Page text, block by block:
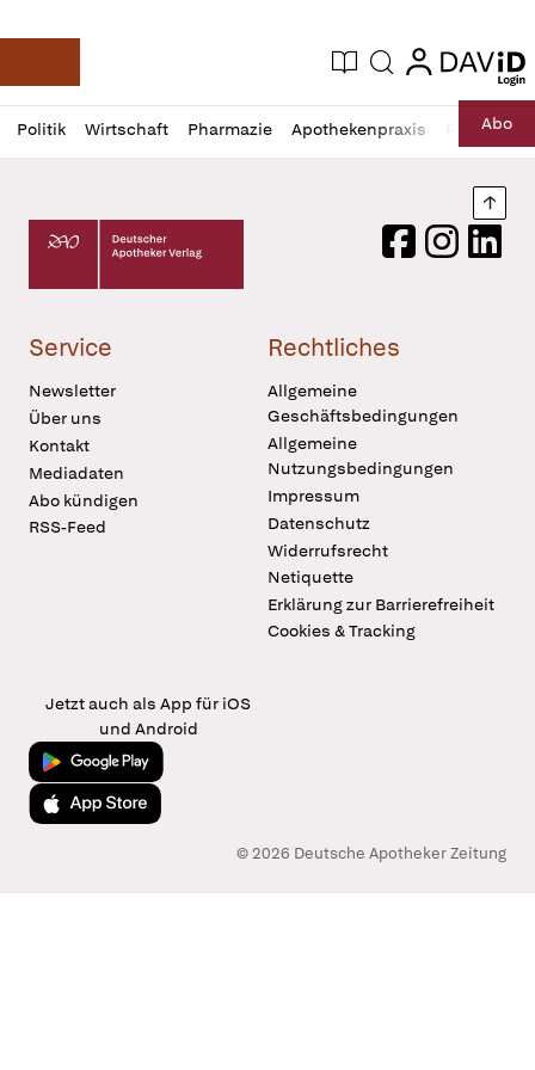
Deutsche Apotheker Zeitung
Aktuelle Ausgabe
Suche login
login
Politik Wirtschaft Pharmazie Apothekenpraxis RechtAbo
Profil
öffnen
Daz
Pur
Deutscher Apotheker Verlag Logo
FacebookInstagram
Service
Newsletter
Über uns
Kontakt
Mediadaten
Abo kündigen
RSS-Feed
Rechtliches
Allgemeine
Geschäftsbedingungen
Allgemeine
Nutzungsbedingungen
Impressum
Datenschutz
Widerrufsrecht
Netiquette
Erklärung zur Barrierefreiheit
Cookies & Tracking
Jetzt auch als App für iOS
und Android
Jetzt bei Google Play
Laden im App Store
© 2026 Deutsche Apotheker Zeitung